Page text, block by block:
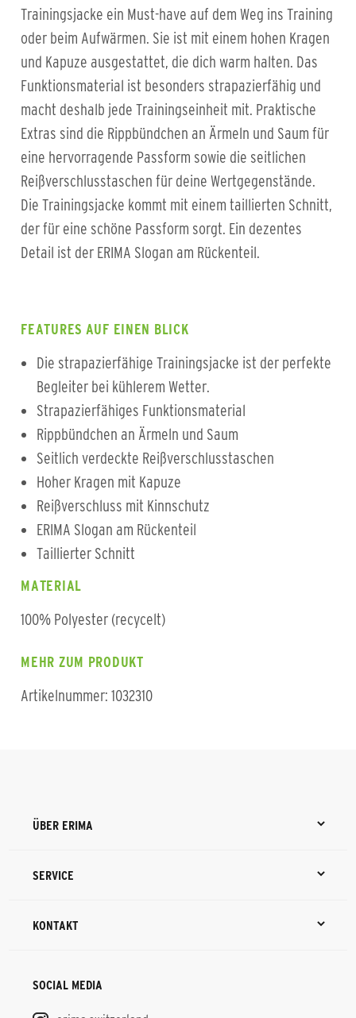
Trainingsjacke ein Must-have auf dem Weg ins Training
oder beim Aufwärmen. Sie ist mit einem hohen Kragen
und Kapuze ausgestattet, die dich warm halten. Das
Funktionsmaterial ist besonders strapazierfähig und
macht deshalb jede Trainingseinheit mit. Praktische
Extras sind die Rippbündchen an Ärmeln und Saum für
eine hervorragende Passform sowie die seitlichen
Reißverschlusstaschen für deine Wertgegenstände.
Die Trainingsjacke kommt mit einem taillierten Schnitt,
der für eine schöne Passform sorgt. Ein dezentes
Detail ist der ERIMA Slogan am Rückenteil.
FEATURES AUF EINEN BLICK
Die strapazierfähige Trainingsjacke ist der perfekte
Begleiter bei kühlerem Wetter.
Strapazierfähiges Funktionsmaterial
Rippbündchen an Ärmeln und Saum
Seitlich verdeckte Reißverschlusstaschen
Hoher Kragen mit Kapuze
Reißverschluss mit Kinnschutz
ERIMA Slogan am Rückenteil
Taillierter Schnitt
MATERIAL
100% Polyester (recycelt)
MEHR ZUM PRODUKT
Artikelnummer: 1032310
ÜBER ERIMA
SERVICE
KONTAKT
SOCIAL MEDIA